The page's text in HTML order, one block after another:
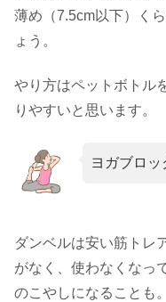
薄め（7.5cm以下）く
ょう。
やり方はペットボトル
りやすいと思います。
ヨガブロッ
ダンベルは安い筋トレ
がなく、使わなくなっ
のこやしになることも。